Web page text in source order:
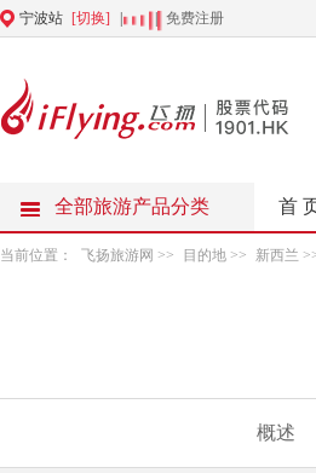
宁波站 [切换] | 免费注册
全部旅游产品分类 首
当前位置： 飞扬旅游网 >> 目的地 >> 新西兰
概述